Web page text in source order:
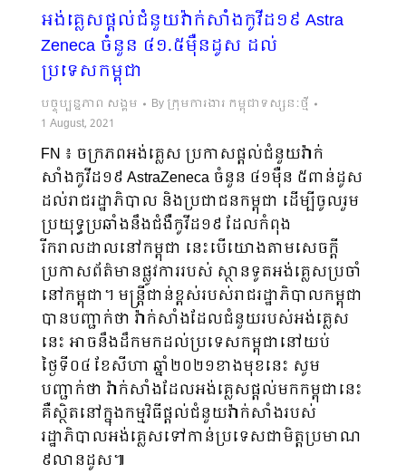
អង់គ្លេសផ្តល់ជំនួយវ៉ាក់សាំងកូវីដ១៩ Astra
Zeneca ចំនួន ៤១.៥ម៉ឺនដូស ដល់
ប្រទេសកម្ពុជា
បច្ចុប្បន្នភាព សង្គម By ក្រុមការងារ កម្ពុជាទស្សនៈថ្មី
1 August, 2021
FN​ ៖ ចក្រភពអង់គ្លេស ប្រកាសផ្តល់ជំនួយវ៉ាក់
សាំងកូវីដ១៩ AstraZeneca ចំនួន ៤១ម៉ឺន ៥ពាន់ដូស
ដល់រាជរដ្ឋាភិបាល និងប្រជាជនកម្ពុជា ដើម្បីចូលរួម
ប្រយុទ្ធប្រឆាំងនឹងជំងឺកូវីដ១៩ ដែលកំពុង
រីករាលដាលនៅកម្ពុជា នេះបើយោងតាមសេចក្តី
ប្រកាសព័ត៌មានផ្លូវការរបស់ ស្ថានទូតអង់គ្លេសប្រចាំ
នៅកម្ពុជា។ មន្ត្រីជាន់ខ្ពស់របស់រាជរដ្ឋាភិបាលកម្ពុជា
បានបញ្ជាក់ថា វ៉ាក់សាំងដែលជំនួយរបស់អង់គ្លេស
នេះ អាចនឹងដឹកមកដល់ប្រទេសកម្ពុជានៅយប់
ថ្ងៃទី០៤ ខែសីហា ឆ្នាំ២០២១ខាងមុខនេះ សូម
បញ្ជាក់ថា វ៉ាក់សាំងដែលអង់គ្លេសផ្តល់មកកម្ពុជានេះ
គឺស្ថិតនៅក្នុងកម្មវិធីផ្តល់ជំនួយវ៉ាក់សាំងរបស់
រដ្ឋាភិបាលអង់គ្លេសទៅកាន់ប្រទេសជាមិត្តប្រមាណ
៩លានដូស៕